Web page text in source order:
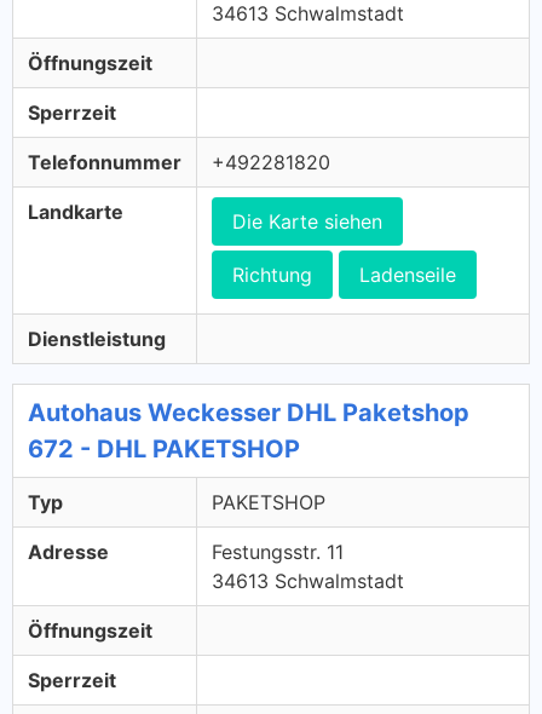
34613 Schwalmstadt
Öffnungszeit
Sperrzeit
Telefonnummer +492281820
Landkarte Die Karte siehen
Richtung Ladenseile
Dienstleistung
Autohaus Weckesser DHL Paketshop
672 - DHL PAKETSHOP
Typ PAKETSHOP
Adresse
Festungsstr. 11
34613 Schwalmstadt
Öffnungszeit
Sperrzeit